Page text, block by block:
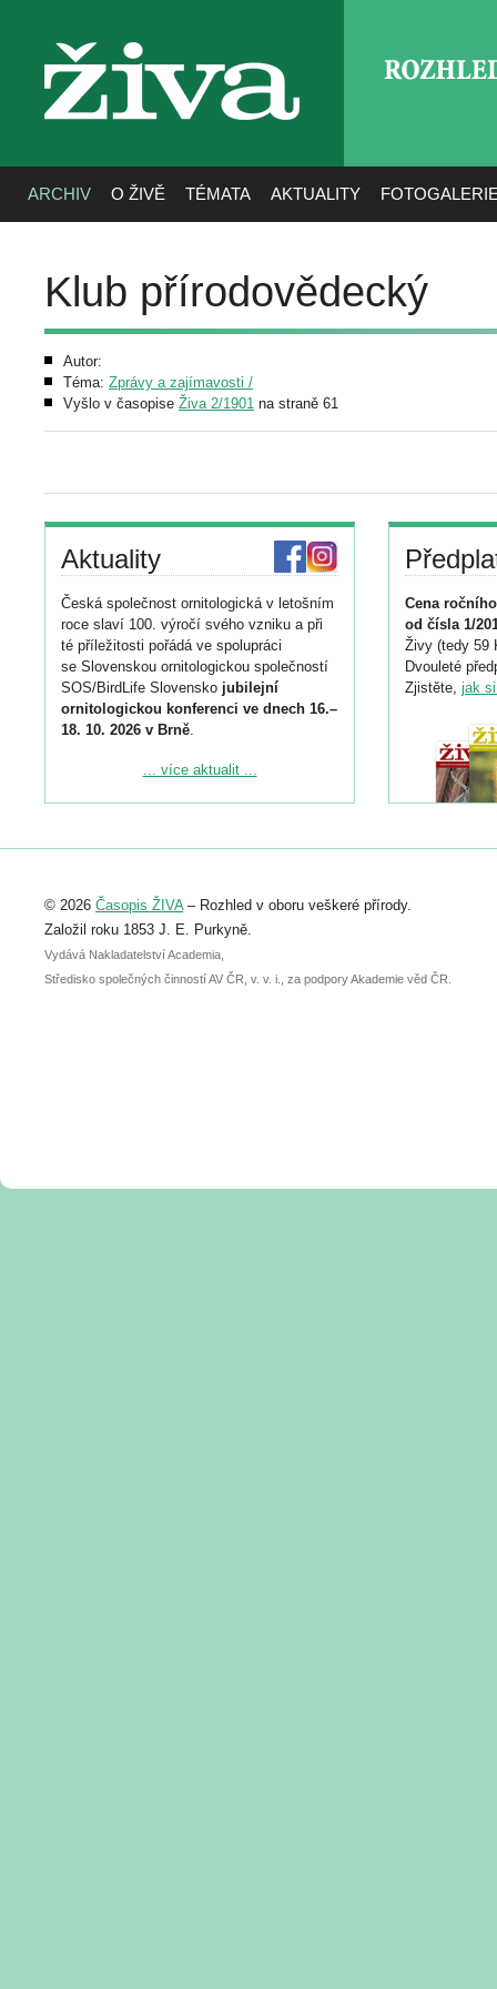
živa
ARCHIV O ŽIVĚ TÉMATA AKTUALITY
Klub přírodovědecký
Autor:
Téma: Zprávy a zajímavosti /
Vyšlo v časopise Živa 2/1901 na straně 61
Aktuality
Česká společnost ornitologická v letošním
roce slaví 100. výročí svého vzniku a při
té příležitosti pořádá ve spolupráci
se Slovenskou ornitologickou společností
SOS/BirdLife Slovensko jubilejní
ornitologickou konferenci ve dnech 16.–
18. 10. 2026 v Brně.
Podrobnější informace ke konferenci
Registrovat se můžete do 6. září.
abstraktu přihlášené přednášky nebo
posteru je už 30. června.
... více aktualit ...
Cena
od čísla 1/
Živy (tedy 59
Dvouleté
Zjistěte, jak
© 2026 Časopis ŽIVA– Rozhled v oboru veškeré přírody.
Založil roku 1853 J. E. Purkyně.
Vydává Nakladatelství Academia,
Středisko společných činností AV ČR, v. v. i., za podpory Akademie věd ČR.